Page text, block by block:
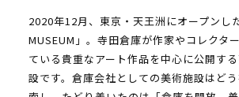
2020年12月、東京・天王洲にオープンし
MUSEUM」。寺田倉庫が作家やコレクタ
ている貴重なアート作品を中心に公開す
設です。倉庫会社としての美術施設はど